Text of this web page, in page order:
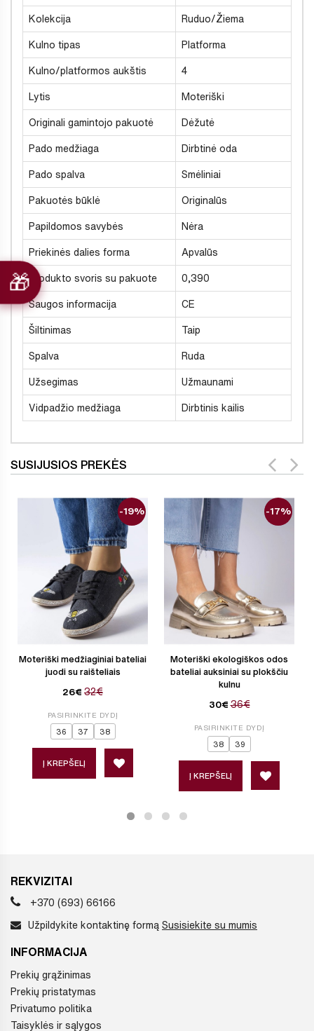
Kolekcija Ruduo/Žiema
Kulno tipas Platforma
Kulno/platformos aukštis 4
Lytis Moteriški
Originali gamintojo pakuotė Dėžutė
Pado medžiaga Dirbtinė oda
Pado spalva Smėliniai
Pakuotės būklė Originalūs
Papildomos savybės Nėra
Priekinės dalies forma Apvalūs
Produkto svoris su pakuote 0,390
Saugos informacija CE
Šiltinimas Taip
Spalva Ruda
Užsegimas Užmaunami
Vidpadžio medžiaga Dirbtinis kailis
SUSIJUSIOS PREKĖS
Moteriški medžiaginiai bateliai
juodi su raišteliais
26€ 32€
-19%
PASIRINKITE DYDĮ
36 37 38
Į KREPŠELĮ
Moteriški ekologiškos odos
bateliai auksiniai su plokščiu
kulnu
30€ 36€
-17%
PASIRINKITE DYDĮ
38 39
Į KREPŠELĮ
REKVIZITAI
+370 (693) 66166
Užpildykite kontaktinę formą Susisiekite su mumis
INFORMACIJA
Prekių grąžinimas
Prekių pristatymas
Privatumo politika
Taisyklės ir sąlygos